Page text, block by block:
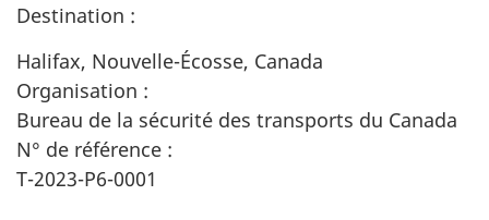
Destination :
Halifax, Nouvelle-Écosse, Canada
Organisation :
Bureau de la sécurité des transports du Canada
N° de référence :
T-2023-P6-0001